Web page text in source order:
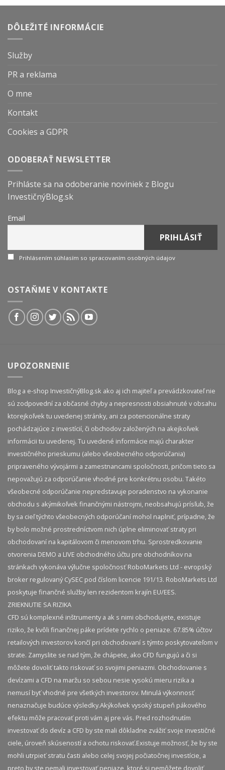
DÔLEŽITÉ INFORMÁCIE
Služby
PR a reklama
O mne
Kontakt
Cookies a GDPR
ODOBERAŤ NEWSLETTER
Prihláste sa na odoberanie noviniek z Blogu
InvestičnýBlog.sk
Email
Prihlásením súhlasím so spracovaním osobných údajov
OSTAŇME V KONTAKTE
UPOZORNENIE
Blog a e-shop InvestičnýBlog.sk ako aj ich majiteľ a prevádzkovateľ nie
sú zodpovední za občasné chyby a nepresnosti obsiahnuté v obsahu
ktorejkoľvek tu uvedenej stránky, ani za potencionálne straty
pochádzajúce z investícií, či obchodov založených na akejkoľvek
informácii tu uvedenej. Tu uvedené informácie majú charakter
investičného prieskumu (alebo všeobecného odporúčania)
pripraveného vývojármi a zamestnancami spoločnosti, pričom tieto sa
nepovažujú za odporúčanie vhodné pre konkrétnu osobu. Takéto
všeobecné odporúčanie nepredstavuje poradenstvo na vykonanie
obchodu s akýmikoľvek finančnými nástrojmi, neobsahujú prísľub, že
by sa cieľ týchto všeobecných odporúčaní mohol naplniť, prípadne, že
by bolo možné prostredníctvom nich úplne eliminovať straty pri
obchodovaní na kapitálovom či menovom trhu. Sprostredkovanie
otvorenia DEMO a LIVE obchodného účtu pre obchodníkov na
stránkach vykonáva výlučne spoločnosť RoboMarkets Ltd - evropský
broker regulovaný CySEC pod číslom licencie 191/13. RoboMarkets Ltd
poskytuje finančné služby len rezidentom krajín EU/EES.
ZRIEKNUTIE SA RIZIKA
CFD sú komplexné inštrumenty a ak s nimi obchodujete, existuje
riziko, že kvôli finančnej páke prídete rychlo o peniaze. 67.85% účtov
retailových investorov končí pri obchodovaní s týmto poskytovateľom v
strate. Zamyslite se nad tým, že chápete, ako CFD fungujú a či si
môžete dovoliť takto riskovať so svojimi peniazmi. Obchodovanie s
devízami a CFD na maržu so sebou nesie vysokú mieru rizika a
nemusí byť vhodné pre všetkých investorov. Minulá výkonnosť
nenaznačuje budúce výsledky.​ Akýkoľvek vysoký stupeň pákového
efektu môže pracovať proti vám aj pre vás. Pred rozhodnutím
investovať do devíz a CFD by ste mali dôkladne zvážiť svoje investičné
ciele, úroveň skúseností a ochotu riskovať.​ Existuje možnosť, že by ste
mohli utrpieť stratu časti alebo celej svojej počiatočnej investície, a
preto by ste nemali investovať peniaze, ktoré si nemôžete dovoliť